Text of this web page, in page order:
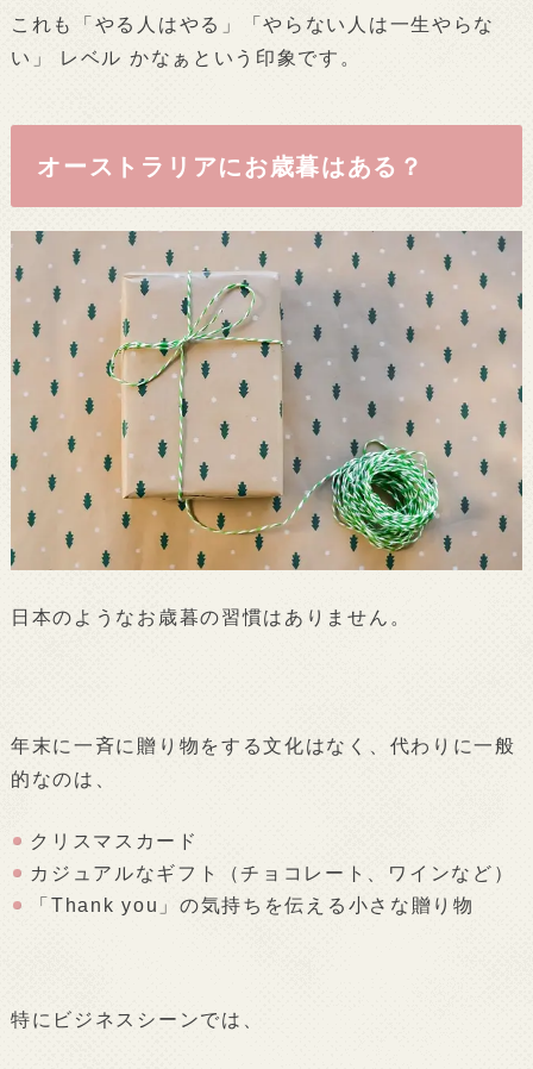
これも「やる人はやる」「やらない人は一生やらな
い」 レベル かなぁという印象です。
オーストラリアにお歳暮はある？
日本のようなお歳暮の習慣はありません。
年末に一斉に贈り物をする文化はなく、代わりに一般
的なのは、
クリスマスカード
カジュアルなギフト（チョコレート、ワインなど）
「Thank you」の気持ちを伝える小さな贈り物
特にビジネスシーンでは、